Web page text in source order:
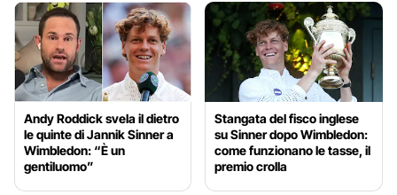
Andy Roddick svela il dietro
le quinte di Jannik Sinner a
Wimbledon: “È un
gentiluomo”
Stangata del fisco inglese
su Sinner dopo Wimbledon:
come funzionano le tasse, il
premio crolla